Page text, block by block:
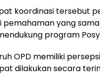
koordinasi tersebut
pemahaman yang
program
OPD memiliki
dilakukan secara